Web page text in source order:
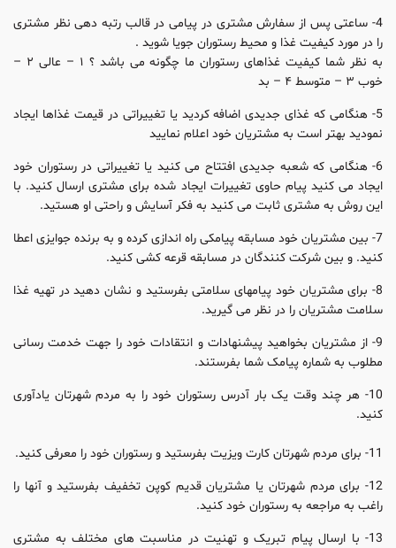
4- ساعتی پس از سفارش مشتری در پیامی در قالب رتبه دهی نظر مشتری
را در مورد کیفیت غذا و محیط رستوران جویا شوید .
به نظر شما کیفیت غذاهای رستوران ما چگونه می باشد ؟ ۱ – عالی ۲ –
خوب ۳ – متوسط ۴ – بد
5- هنگامی که غذای جدیدی اضافه کردید یا تغییراتی در قیمت غذاها ایجاد
نمودید بهتر است به مشتریان خود اعلام نمایید
6- هنگامی که شعبه جدیدی افتتاح می کنید یا تغییراتی در رستوران خود
ایجاد می کنید پیام حاوی تغییرات ایجاد شده برای مشتری ارسال کنید. با
این روش به مشتری ثابت می کنید به فکر آسایش و راحتی او هستید.
7- بین مشتریان خود مسابقه پیامکی راه اندازی کرده و به برنده جوایزی اعطا
کنید. و بین شرکت کنندگان در مسابقه قرعه کشی کنید.
8- برای مشتریان خود پیامهای سلامتی بفرستید و نشان دهید در تهیه غذا
سلامت مشتریان را در نظر می گیرید.
9- از مشتریان بخواهید پیشنهادات و انتقادات خود را جهت خدمت رسانی
مطلوب به شماره پیامک شما بفرستند.
10- هر چند وقت یک بار آدرس رستوران خود را به مردم شهرتان یادآوری
کنید.
11- برای مردم شهرتان کارت ویزیت بفرستید و رستوران خود را معرفی کنید.
12- برای مردم شهرتان یا مشتریان قدیم کوپن تخفیف بفرستید و آنها را
راغب به مراجعه به رستوران خود کنید.
13- با ارسال پیام تبریک و تهنیت در مناسبت های مختلف به مشتری